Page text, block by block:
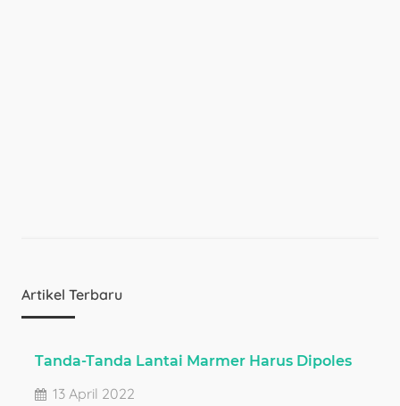
Artikel Terbaru
Tanda-Tanda Lantai Marmer Harus Dipoles
13 April 2022